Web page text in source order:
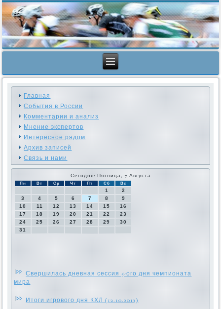
Главная
События в России
Комментарии и анализ
Мнение экспертов
Интересное рядом
Архив записей
Связь и нами
Сегодня: Пятница, 7 Августа
Пн Вт Ср Чт Пт Сб Вс
1
2
3
4 5 6 7 8
9
10
11 12 13 14 15
16
17
18 19 20 21 22
23
24
25 26 27 28 29
30
31
Свершилась дневная сессия 5-ого дня чемпионата
мира
Итоги игрового дня КХЛ (12.10.2013)